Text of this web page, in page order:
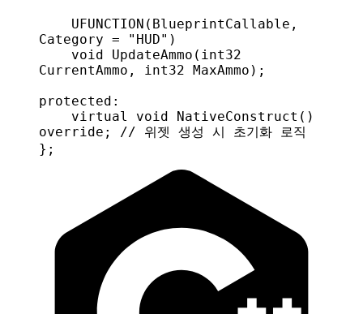
    UFUNCTION
( BlueprintCallable
Category = "HUD" )
    void
UpdateAmmo ( int32
CurrentAmmo , int32 MaxAmmo );
protected:
    virtual
void NativeConstruct
override ;
// 위젯 생성 시 초기화 로직
};